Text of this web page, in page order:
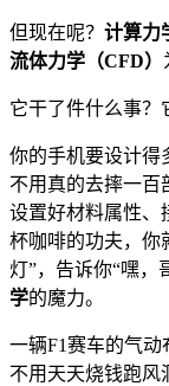
但现在呢？ 计算力
流体力学（CFD）
它干了件什么事？
你的手机要设计得
不用真的去摔一百
设置好材料属性、
杯咖啡的功夫，你
灯”，告诉你“嘿，
学的魔力。
一辆F1赛车的气
不用天天烧钱跑风